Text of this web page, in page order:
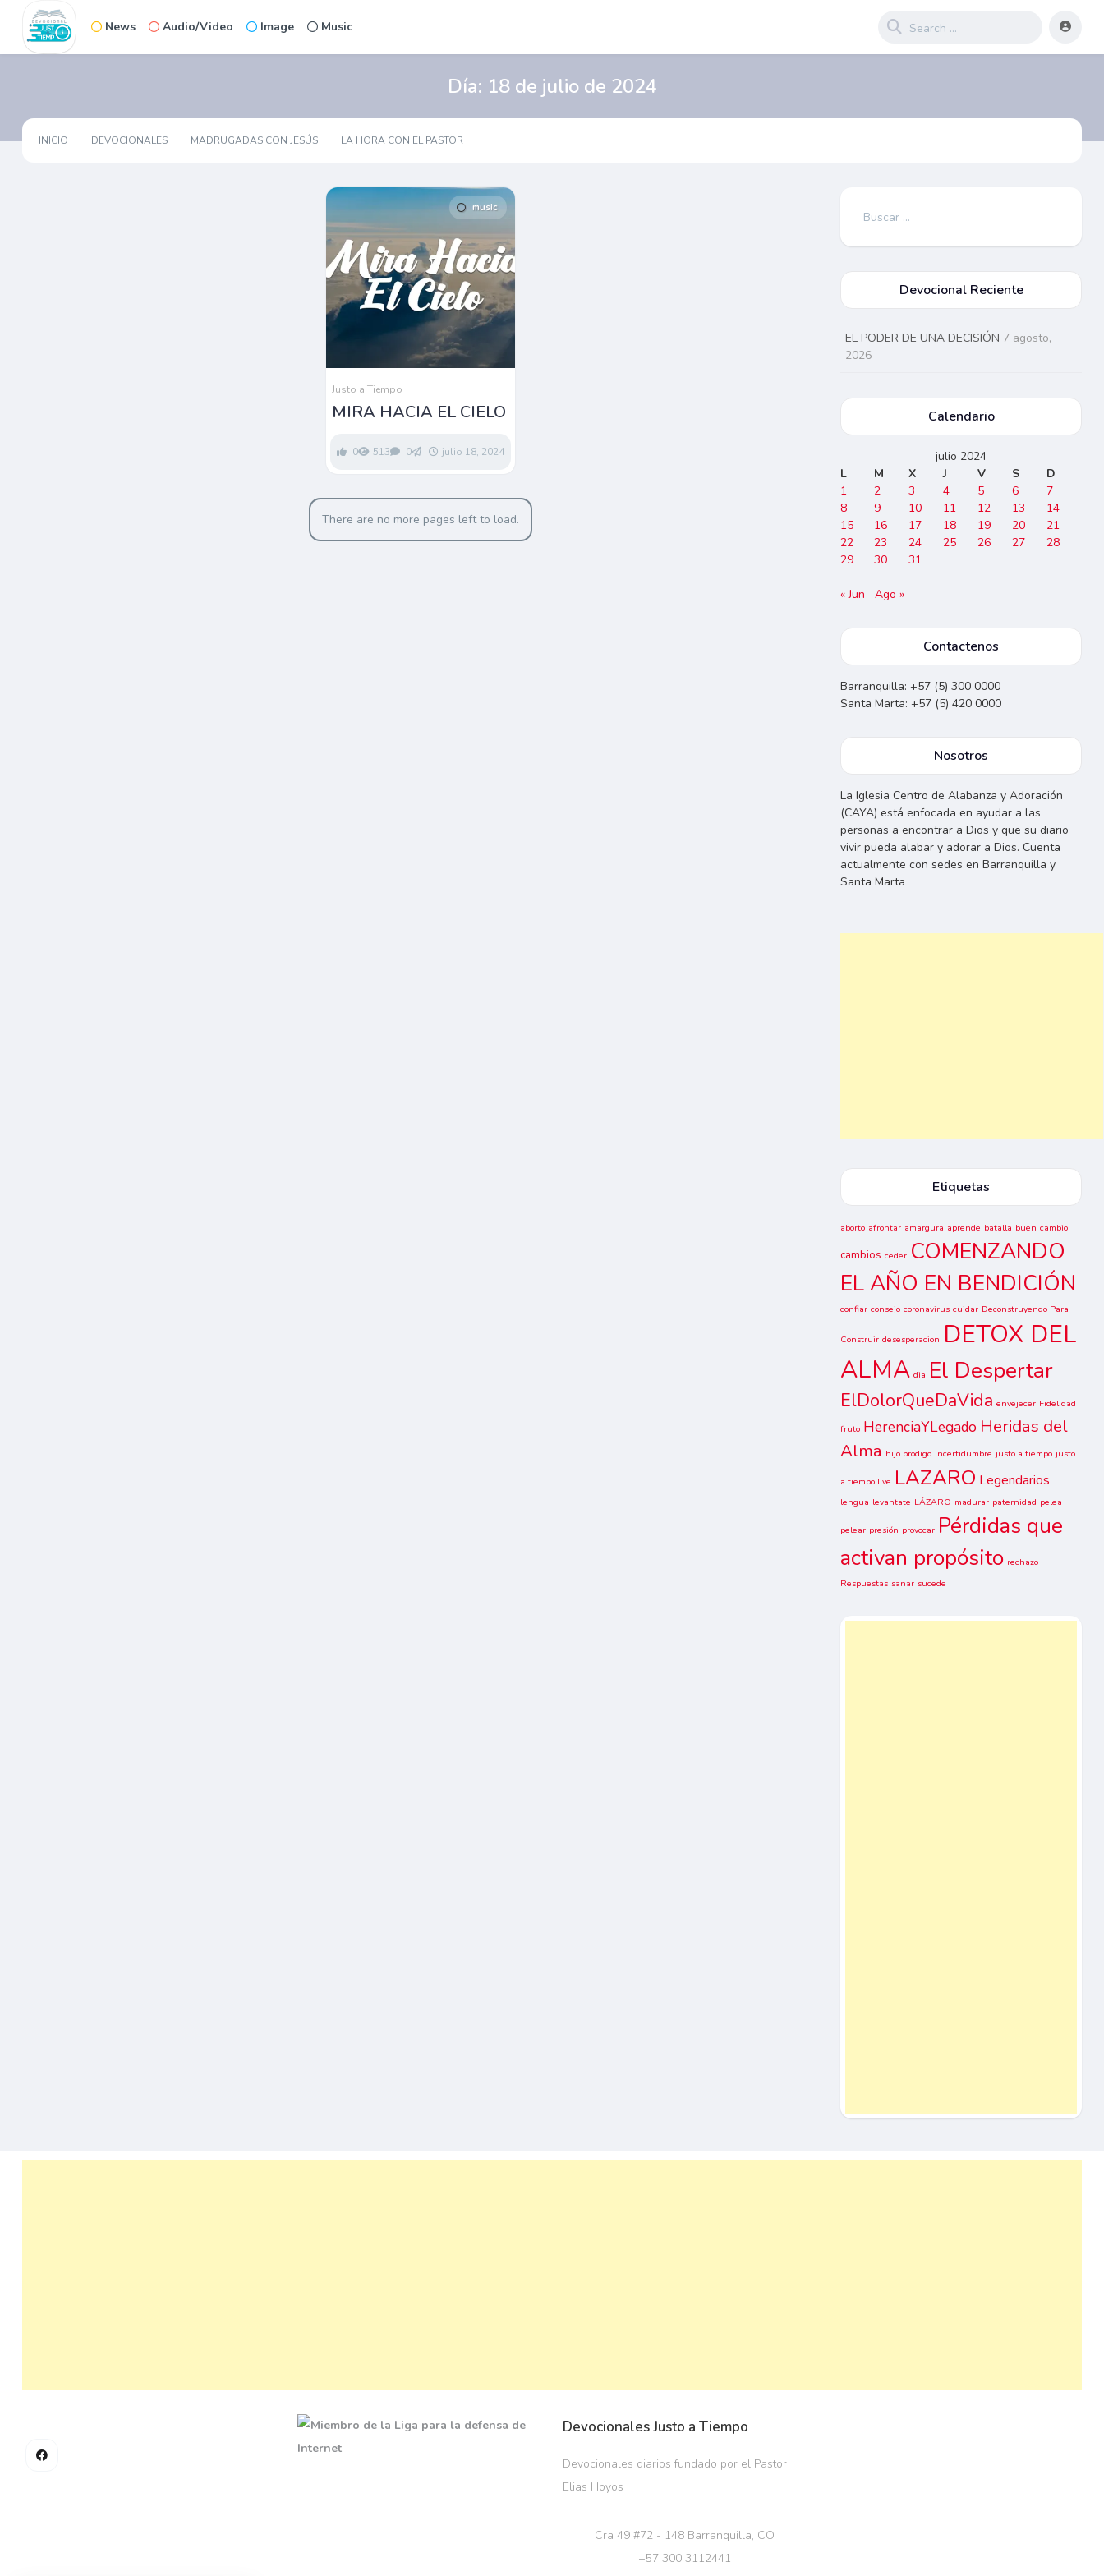
News Audio/Video Image Music
Día: 18 de julio de 2024
INICIO DEVOCIONALES MADRUGADAS CON JESÚS LA HORA CON EL PASTOR
music
Justo a Tiempo
MIRA HACIA EL CIELO
0 513 0 julio 18, 2024
There are no more pages left to load.
Buscar:
Devocional Reciente
EL PODER DE UNA DECISIÓN 7 agosto,
2026
Calendario
julio 2024
L
M X J V S
D
1
2 3 4 5 6
7
8
9 10 11 12 13
14
15
16 17 18 19 20
21
22
23 24 25 26 27
28
29
30 31
« Jun Ago »
Contactenos
Barranquilla: +57 (5) 300 0000
Santa Marta: +57 (5) 420 0000
Nosotros
La Iglesia Centro de Alabanza y Adoración
(CAYA) está enfocada en ayudar a las
personas a encontrar a Dios y que su diario
vivir pueda alabar y adorar a Dios. Cuenta
actualmente con sedes en Barranquilla y
Santa Marta
Etiquetas
aborto afrontar amargura aprende batalla buen cambio
cambios ceder COMENZANDO
EL AÑO EN BENDICIÓN
confiar consejo coronavirus cuidar Deconstruyendo Para
Construir desesperacion DETOX DEL
ALMA dia El Despertar
ElDolorQueDaVida envejecer Fidelidad
fruto HerenciaYLegado Heridas del
Alma hijo prodigo incertidumbre justo a tiempo justo
a tiempo live LAZARO Legendarios
lengua levantate LÁZARO madurar paternidad pelea
pelear presión provocar Pérdidas que
activan propósito rechazo
Respuestas sanar sucede
Devocionales Justo a Tiempo
Devocionales diarios fundado por el Pastor
Elias Hoyos
Cra 49 #72 - 148 Barranquilla, CO
+57 300 3112441